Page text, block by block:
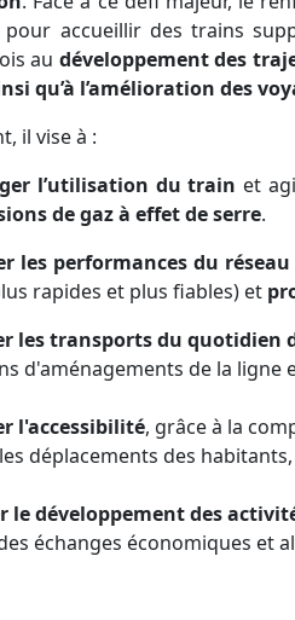
pour accueillir des trains
au développement des
qu’à l’amélioration des
il vise à :
l’utilisation du train et
de gaz à effet de serre.
les performances du
rapides et plus fiables) et
les transports du quotidien
d'aménagements de la ligne
l'accessibilité, grâce à la
déplacements des
le développement des
échanges économiques et